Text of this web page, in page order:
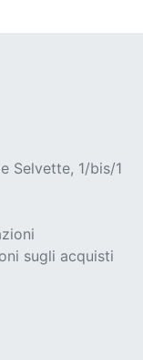
Selvette, 1/bis/1
sugli acquisti